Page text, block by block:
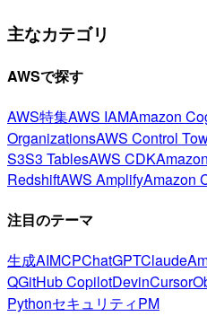
主なカテゴリ
AWSで探す
AWS特集AWS IAMAmazon
OrganizationsAWS Control
S3S3 TablesAWS CDK
RedshiftAWS AmplifyAmazon
注目のテーマ
生成AIMCPChatGPTClaude
QGitHub CopilotDevinCursor
PythonセキュリティPM